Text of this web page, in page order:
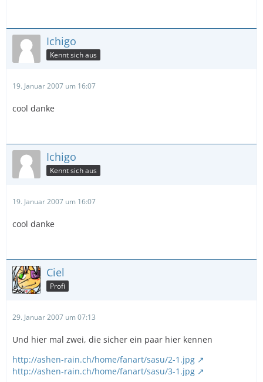
Ichigo
Kennt sich aus
19. Januar 2007 um 16:07
cool danke
Ichigo
Kennt sich aus
19. Januar 2007 um 16:07
cool danke
Ciel
Profi
29. Januar 2007 um 07:13
Und hier mal zwei, die sicher ein paar hier kennen
http://ashen-rain.ch/home/fanart/sasu/2-1.jpg
http://ashen-rain.ch/home/fanart/sasu/3-1.jpg